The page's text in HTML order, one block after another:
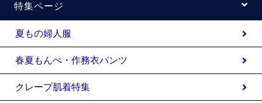
特集ページ
夏もの婦人服
春夏もんぺ・作務衣パンツ
クレープ肌着特集